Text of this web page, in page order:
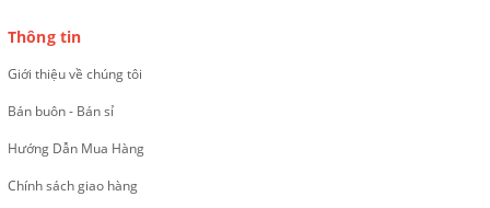
Thông tin
Giới thiệu về chúng tôi
Bán buôn - Bán sỉ
Hướng Dẫn Mua Hàng
Chính sách giao hàng